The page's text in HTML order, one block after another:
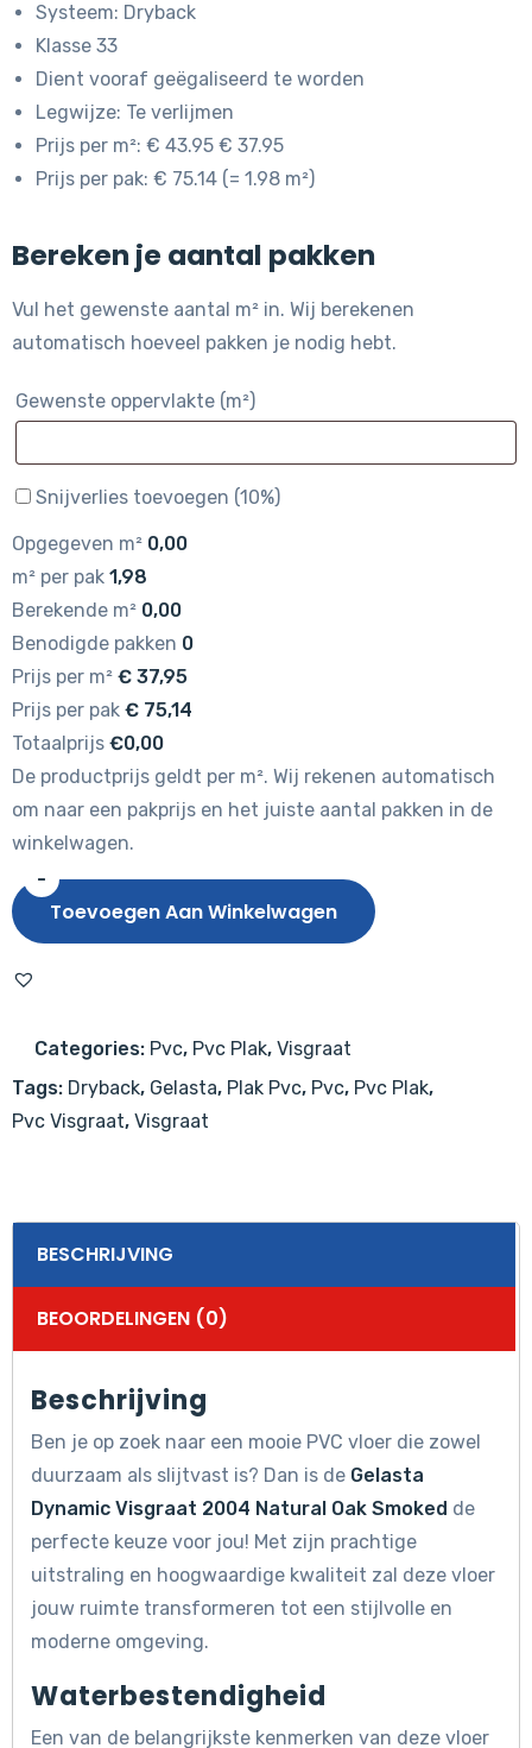
Systeem: Dryback
Klasse 33
Dient vooraf geëgaliseerd te worden
Legwijze: Te verlijmen
Prijs per m²: € 43.95 € 37.95
Prijs per pak: € 75.14 (= 1.98 m²)
Bereken je aantal pakken
Vul het gewenste aantal m² in. Wij berekenen
automatisch hoeveel pakken je nodig hebt.
Gewenste oppervlakte (m²)
Snijverlies toevoegen (10%)
Opgegeven m² 0,00
m² per pak 1,98
Berekende m² 0,00
Benodigde pakken 0
Prijs per m² € 37,95
Prijs per pak € 75,14
Totaalprijs €0,00
De productprijs geldt per m². Wij rekenen automatisch
om naar een pakprijs en het juiste aantal pakken in de
winkelwagen.
-
Gelasta
Dynamic
2004
Oak
Smoked
aantal
Toevoegen Aan Winkelwagen
Categories: Pvc, Pvc Plak, Visgraat
Tags: Dryback, Gelasta, Plak Pvc, Pvc, Pvc Plak,
Pvc Visgraat, Visgraat
BESCHRIJVING
BEOORDELINGEN (0)
Beschrijving
Ben je op zoek naar een mooie PVC vloer die zowel
duurzaam als slijtvast is? Dan is de Gelasta
Dynamic Visgraat 2004 Natural Oak Smoked de
perfecte keuze voor jou! Met zijn prachtige
uitstraling en hoogwaardige kwaliteit zal deze vloer
jouw ruimte transformeren tot een stijlvolle en
moderne omgeving.
Waterbestendigheid
Een van de belangrijkste kenmerken van deze vloer